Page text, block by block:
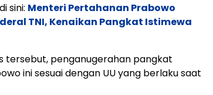
sini: Menteri Pertahanan Prabowo
TNI, Kenaikan Pangkat Istimewa
tersebut, penganugerahan pangkat
ini sesuai dengan UU yang berlaku saat